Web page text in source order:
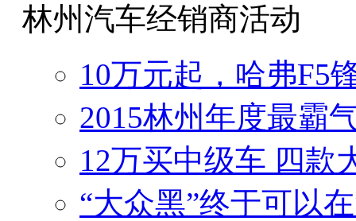
林州汽车经销商活动
10万元起，哈弗F5
2015林州年度最霸
12万买中级车 四款
“大众黑”终于可以